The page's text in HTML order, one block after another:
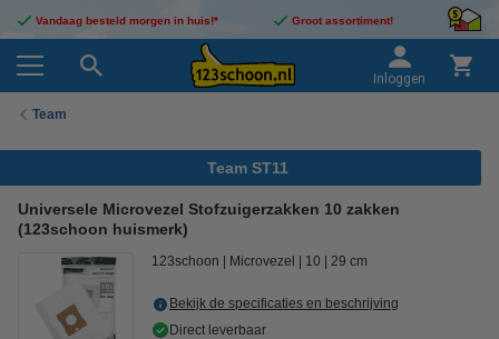
Vandaag besteld morgen in huis!* Groot assortiment!
Inloggen
Team
Team ST11
Universele Microvezel Stofzuigerzakken 10 zakken
(123schoon huismerk)
123schoon Microvezel 10 29 cm
Bekijk de specificaties en beschrijving
Direct leverbaar